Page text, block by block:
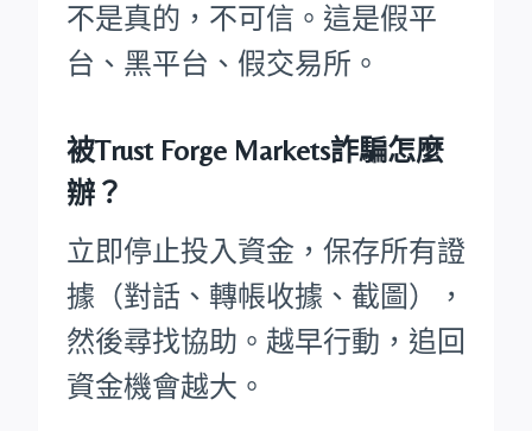
不是真的，不可信。這是假平
台、黑平台、假交易所。
被Trust Forge Markets詐騙怎麼
辦？
立即停止投入資金，保存所有證
據（對話、轉帳收據、截圖），
然後尋找協助。越早行動，追回
資金機會越大。